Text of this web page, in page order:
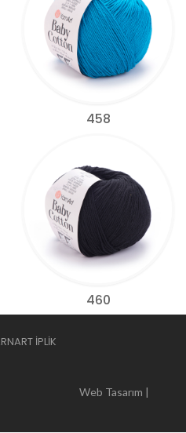
458
460
İPLİK
|